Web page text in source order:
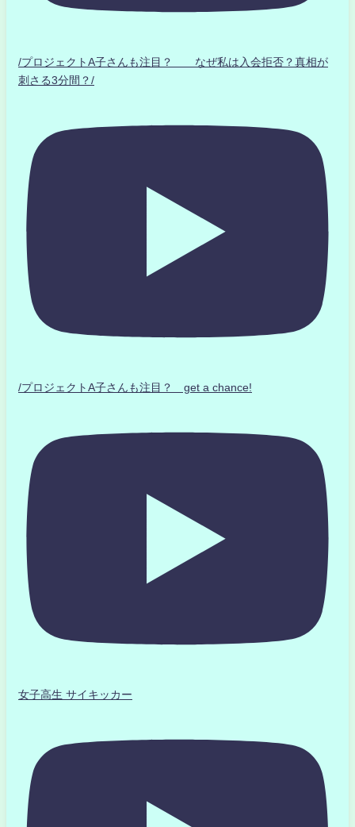
/プロジェクトA子さんも注目？ なぜ私は入会拒否？真相が
刺さる3分間？/
/プロジェクトA子さんも注目？ get a chance!
女子高生 サイキッカー